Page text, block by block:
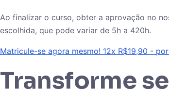
Ao finalizar o curso, obter a aprovação no
escolhida, que pode variar de 5h a 420h.
Matricule-se agora mesmo! 12x R$19,90 -
Transforme